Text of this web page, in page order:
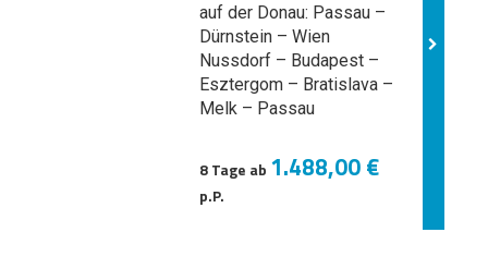
auf der Donau: Passau –
Dürnstein – Wien
Nussdorf – Budapest –
Esztergom – Bratislava –
Melk – Passau
8 Tage ab 1.488,00 €
p.P.